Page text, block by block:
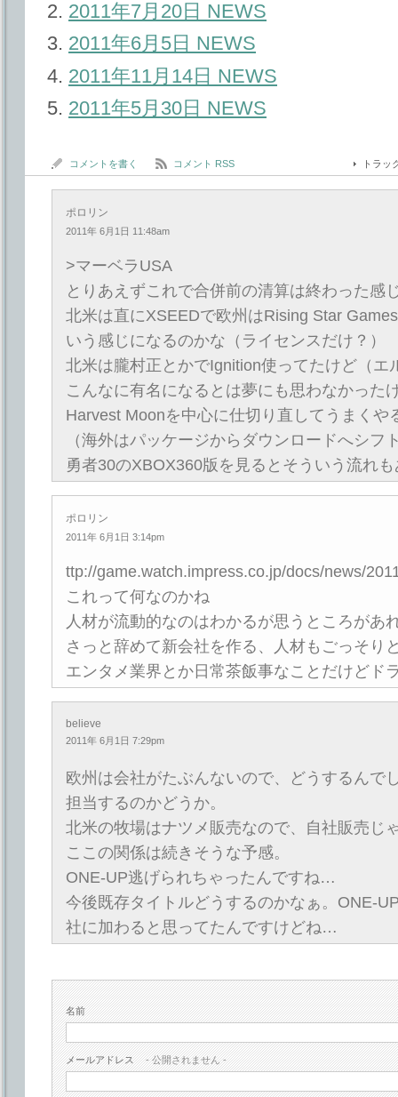
2011年7月20日 NEWS
2011年6月5日 NEWS
2011年11月14日 NEWS
2011年5月30日 NEWS
コメントを書く コメント RSS トラ
ポロリン
2011年 6月1日 11:48am
>マーベラUSA
とりあえずこれで合併前の清算は終わった感
北米は直にXSEEDで欧州はRising Star
いう感じになるのかな（ライセンスだけ？）
北米は朧村正とかでIgnition使ってたけど（エ
こんなに有名になるとは夢にも思わなかった
Harvest Moonを中心に仕切り直してうまくや
（海外はパッケージからダウンロードへシフ
勇者30のXBOX360版を見るとそういう流れ
ポロリン
2011年 6月1日 3:14pm
ttp://game.watch.impress.co.jp/docs/news/
これって何なのかね
人材が流動的なのはわかるが思うところがあ
さっと辞めて新会社を作る、人材もごっそり
エンタメ業界とか日常茶飯事なことだけどド
believe
2011年 6月1日 7:29pm
欧州は会社がたぶんないので、どうするんで
担当するのかどうか。
北米の牧場はナツメ販売なので、自社販売じ
ここの関係は続きそうな予感。
ONE-UP逃げられちゃったんですね…
今後既存タイトルどうするのかなぁ。ONE-
社に加わると思ってたんですけどね…
名前
メールアドレス - 公開されません -